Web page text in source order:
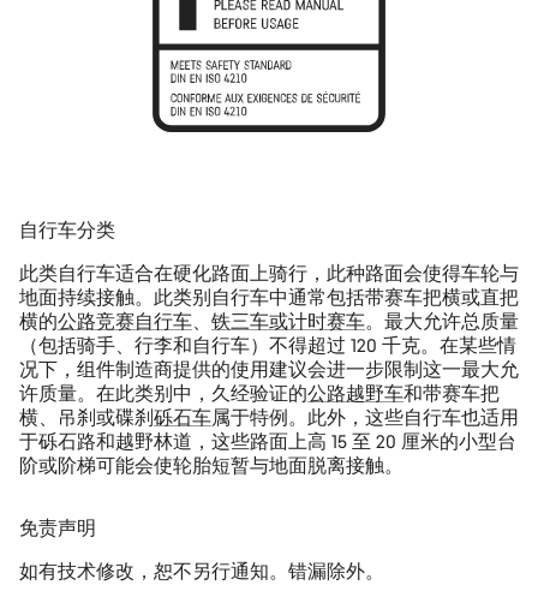
自行车分类
此类自行车适合在硬化路面上骑行，此种路面会使得车轮与
地面持续接触。此类别自行车中通常包括带赛车把横或直把
横的公路竞赛自行车、 铁三车或计时赛车。最大允许总质量
（包括骑手、行李和自行车）不得超过 120 千克。在某些情
况下，组件制造商提供的使用建议会进一步限制这一最大允
许质量。在此类别中，久经验证的公路越野车和带赛车把
横、吊刹或碟刹 砾石车属于特例。此外，这些自行车也适用
于砾石路和越野林道，这些路面上高 15 至 20 厘米的小型台
阶或阶梯可能会使轮胎短暂与地面脱离接触。
免责声明
如有技术修改，恕不另行通知。错漏除外。